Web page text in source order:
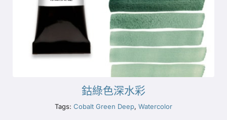
鈷綠色深水彩
Tags: Cobalt Green Deep, Watercolor